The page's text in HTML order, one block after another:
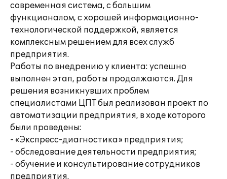
современная система, с большим
функционалом, с хорошей информационно-
технологической поддержкой, является
комплексным решением для всех служб
предприятия.
Работы по внедрению у клиента: успешно
выполнен этап, работы продолжаются. Для
решения возникнувших проблем
специалистами ЦПТ был реализован проект по
автоматизации предприятия, в ходе которого
были проведены:
- «Экспресс-диагностика» предприятия;
- обследование деятельности предприятия;
- обучение и консультирование сотрудников
предприятия.